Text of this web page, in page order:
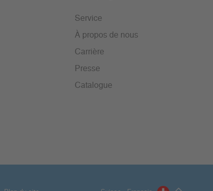
Service
À propos de nous
Carrière
Presse
Catalogue